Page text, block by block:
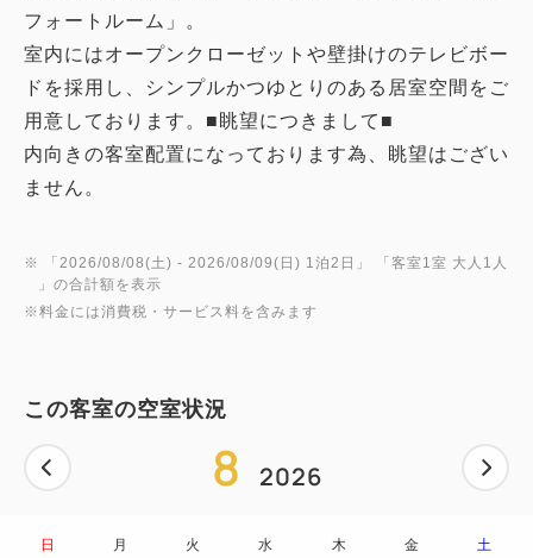
フォートルーム」。
室内にはオープンクローゼットや壁掛けのテレビボー
ドを採用し、シンプルかつゆとりのある居室空間をご
用意しております。■眺望につきまして■
内向きの客室配置になっております為、眺望はござい
ません。
※ 「 2026/08/08(土) - 2026/08/09(日) 1泊2日 」 「 客室1室 大人1人
」の合計額を表示
※料金には消費税・サービス料を含みます
この客室の空室状況
8 2026
日 月 火 水 木 金 土